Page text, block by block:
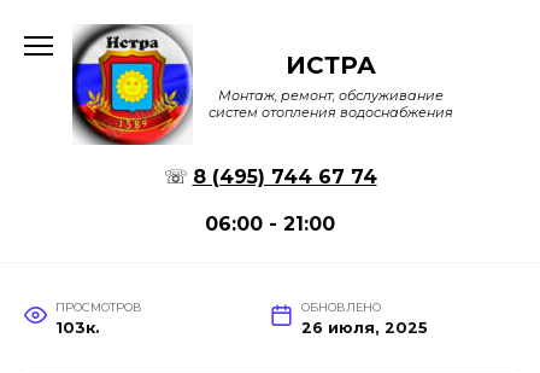
содержанию
ИСТРА
Монтаж, ремонт, обслуживание
систем отопления водоснабжения
☏ 8 (495) 744 67 74
06:00 - 21:00
ПРОСМОТРОВ
103к.
ОБНОВЛЕНО
26 июля, 2025